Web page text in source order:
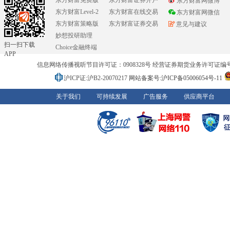
扫一扫下载
APP
东方财富Level-2
东方财富策略版
妙想投研助理
Choice金融终端
东方财富在线交易
东方财富证券交易
东方财富网微信
意见与建议
信息网络传播视听节目许可证：0908328号 经营证券期货业务许可证编
沪ICP证:沪B2-20070217 网站备案号:沪ICP备05006054号-11
关于我们 可持续发展 广告服务 供应商平台